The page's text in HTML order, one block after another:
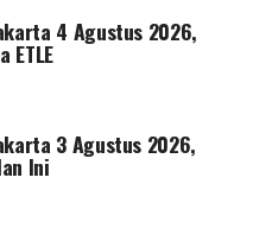
4 Agustus 2026,
ETLE
3 Agustus 2026,
Ini